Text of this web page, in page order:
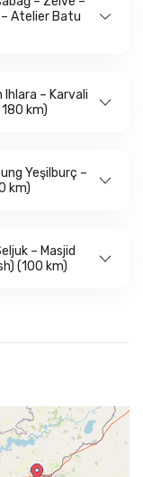
Atelier Batu
Ihlara – Karvali
km)
Yeşilburç –
km)
– Masjid
(100 km)